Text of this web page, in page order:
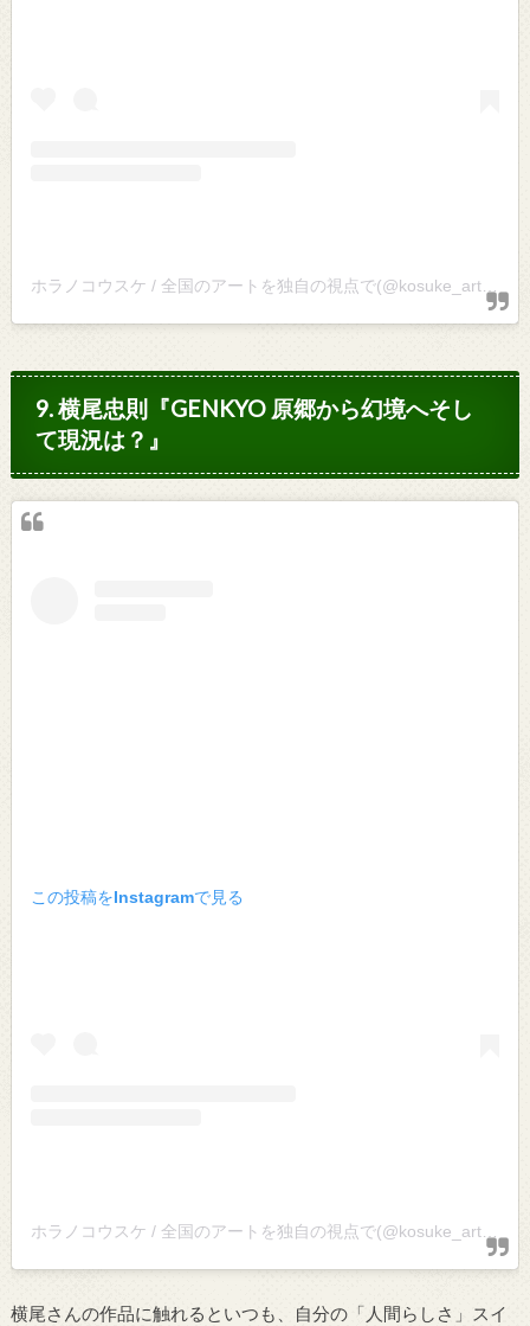
ホラノコウスケ / 全国のアートを独自の視点で(@kosuke_art)がシェアした投稿
9. 横尾忠則『GENKYO 原郷から幻境へそし
て現況は？』
この投稿をInstagramで見る
ホラノコウスケ / 全国のアートを独自の視点で(@kosuke_art)がシェアした投稿
横尾さんの作品に触れるといつも、自分の「人間らしさ」スイ